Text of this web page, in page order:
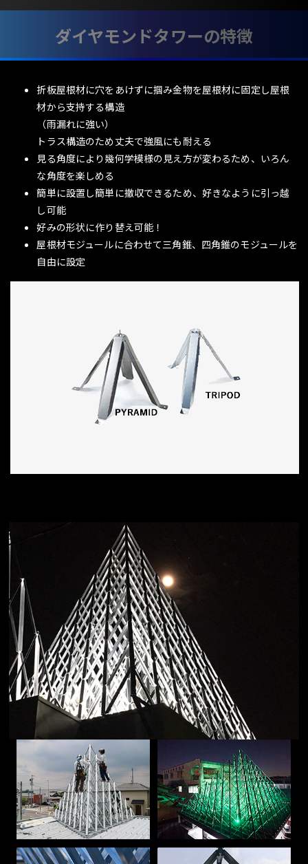
ダイヤモンドタワーの特徴
折板屋根材に穴をあけずに掴み金物を屋根材に固定し屋根
材から支持する構造
（雨漏れに強い）
トラス構造のため丈夫で強風にも耐える
見る角度により幾何学模様の見え方が変わるため、いろん
な角度を楽しめる
簡単に設置し簡単に撤収できるため、好きなように引っ越
し可能
好みの形状に作り替え可能！
屋根材モジュールに合わせて三角錐、四角錐のモジュールを
自由に設定